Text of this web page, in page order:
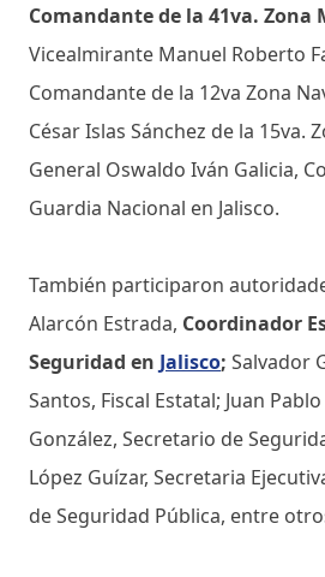
Comandante de la 41va. Zona
Vicealmirante Manuel Roberto
Comandante de la 12va Zona
César Islas Sánchez de la 15va.
General Oswaldo Iván Galicia,
Guardia Nacional en Jalisco.
También participaron
Alarcón Estrada, Coordinador
Seguridad en Jalisco; Salvador
Santos, Fiscal Estatal; Juan
González, Secretario de
López Guízar, Secretaria
de Seguridad Pública, entre